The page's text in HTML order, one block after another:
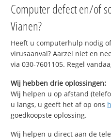
Computer defect en/of
Vianen?
Heeft u computerhulp nodig
virusaanval? Aarzel niet en
via 030-7601105. Regel
Wij hebben drie oplossingen:
Wij helpen u op afstand
u langs, u geeft het af op ons
goedkoopste oplossing.
Wij helpen u direct aan de